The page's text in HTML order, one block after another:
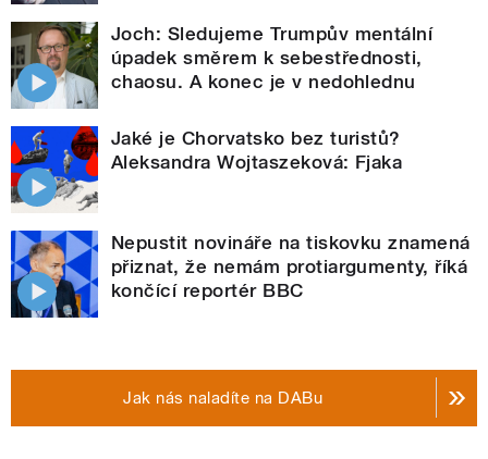
Joch: Sledujeme Trumpův mentální
úpadek směrem k sebestřednosti,
chaosu. A konec je v nedohlednu
Jaké je Chorvatsko bez turistů?
Aleksandra Wojtaszeková: Fjaka
Nepustit novináře na tiskovku znamená
přiznat, že nemám protiargumenty, říká
končící reportér BBC
Jak nás naladíte na DABu